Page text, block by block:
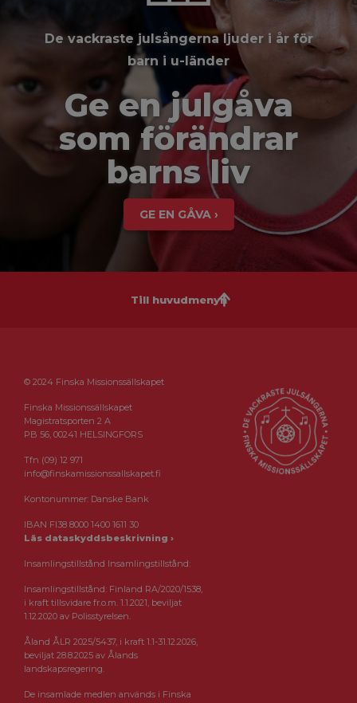
De vackraste julsångerna ljuder i år för
barn i u-länder
Ge en julgåva
som förändrar
barns liv
GE EN GÅVA ›
Till huvudmenyn
© 2024 Finska Missionssällskapet
Finska Missionssällskapet
Magistratsporten 2 A
PB 56, 00241 HELSINGFORS
Tfn (09) 12 971
info@finskamissionssallskapet.fi
Kontonummer: Danske Bank
IBAN FI38 8000 1400 1611 30
Läs dataskyddsbeskrivning ›
Insamlingstillstånd Insamlingstillstånd:
Insamlingstillstånd: Finland RA/2020/1538,
i kraft tillsvidare fr.o.m. 1.1.2021, beviljat
1.12.2020 av Polisstyrelsen.
Åland ÅLR 2025/5437, i kraft 1.1-31.12.2026,
beviljat 28.8.2025 av Ålands
landskapsregering.
De insamlade medlen används i Finska